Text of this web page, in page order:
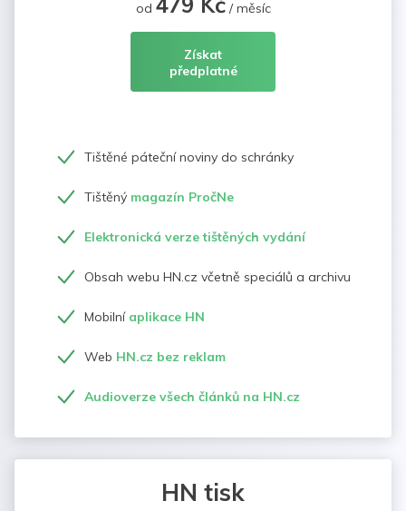
od / měsíc
Získat
předplatné
Tištěné páteční noviny do schránky
Tištěný magazín PročNe
Elektronická verze tištěných vydání
Obsah webu HN.cz včetně speciálů a archivu
Mobilní aplikace HN
Web HN.cz bez reklam
Audioverze všech článků na HN.cz
HN tisk